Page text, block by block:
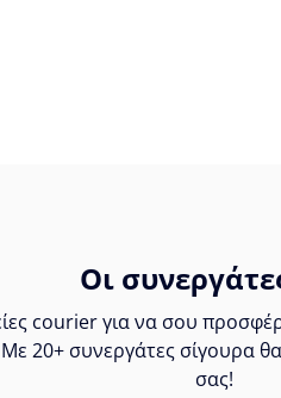
Οι
courier για να σου
20+ συνεργάτες σίγουρα
σας!